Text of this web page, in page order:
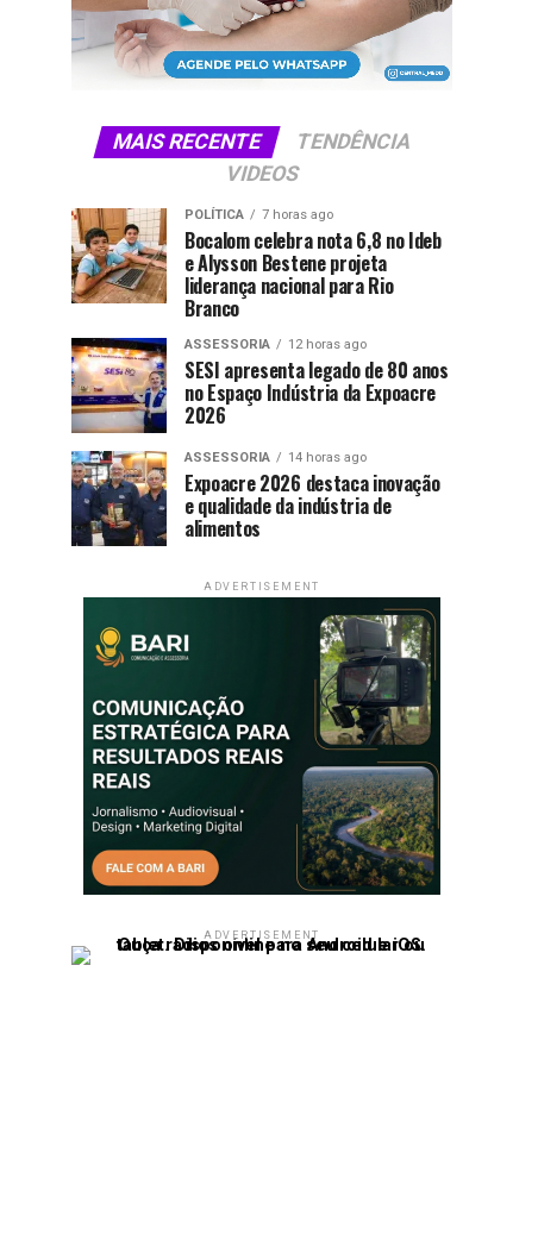
MAIS RECENTE
TENDÊNCIA
VIDEOS
POLÍTICA 7 horas ago
Bocalom celebra nota 6,8 no Ideb
e Alysson Bestene projeta
liderança nacional para Rio
Branco
ASSESSORIA 12 horas ago
SESI apresenta legado de 80 anos
no Espaço Indústria da Expoacre
2026
ASSESSORIA 14 horas ago
Expoacre 2026 destaca inovação
e qualidade da indústria de
alimentos
ADVERTISEMENT
ADVERTISEMENT